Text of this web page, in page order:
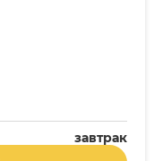
завтрак